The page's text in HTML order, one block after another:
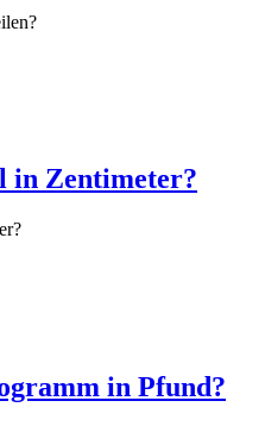
in Zentimeter?
in Pfund?